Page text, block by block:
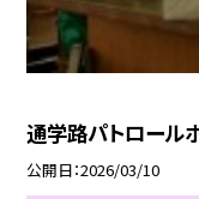
通学路パトロール
公開日 2026/03/10